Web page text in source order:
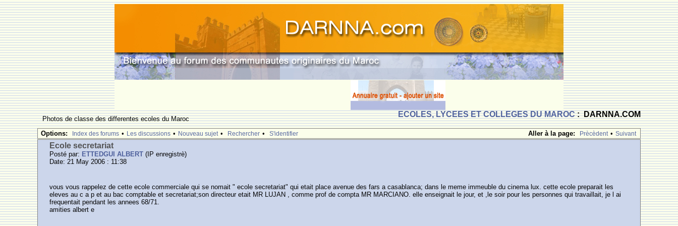
ECOLES, LYCEES ET COLLEGES DU MAROC: DARNNA.COM
Photos de classe des differentes ecoles du Maroc
Aller à la page:
Prècèdent • Suivant
Options: Index des forums • Les discussions • Nouveau sujet • Rechercher • S'identifier
Ecole secretariat
Posté par: ETTEDGUI ALBERT (IP enregistrè)
Date: 21 May 2006 : 11:38
vous vous rappelez de cette ecole commerciale qui se nomait " ecole secretariat" qui etait place avenue des fars a casablanca; dans le meme immeuble du cinema lux. cette ecole preparait les
eleves au c a p et au bac comptable et secretariat;son directeur etait MR LUJAN , comme prof de compta MR MARCIANO. elle enseignait le jour, et ,le soir pour les personnes qui travaillait, je l ai
frequentait pendant les annees 68/71.
amities albert e